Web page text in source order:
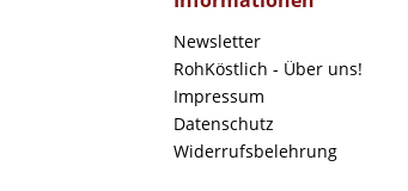
Newsletter
RohKöstlich - Über uns!
Impressum
Datenschutz
Widerrufsbelehrung